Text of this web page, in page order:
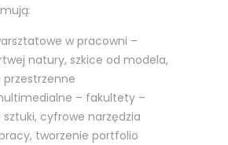
w pracowni –
natury, szkice od modela,
– fakultety –
sztuki, cyfrowe narzędzia
tworzenie portfolio